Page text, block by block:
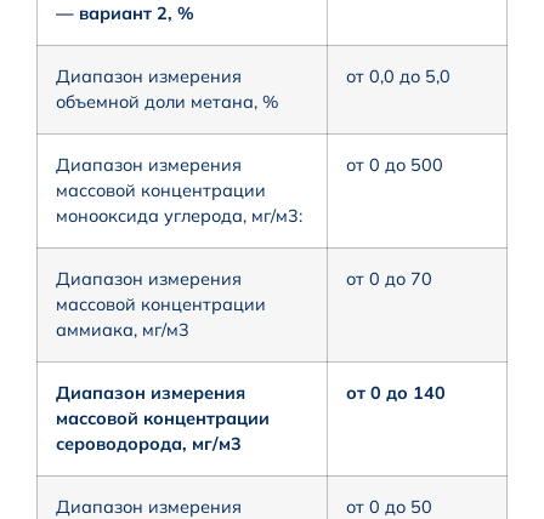
— вариант 2, %
Диапазон измерения
объемной доли метана, %
от 0,0 до 5,0
Диапазон измерения
массовой концентрации
монооксида углерода, мг/м3:
от 0 до 500
Диапазон измерения
массовой концентрации
аммиака, мг/м3
от 0 до 70
Диапазон измерения
массовой концентрации
сероводорода, мг/м3
от 0 до 140
Диапазон измерения
от 0 до 50